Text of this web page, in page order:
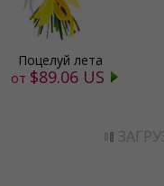
Поцелуй лета
от $89.06 US